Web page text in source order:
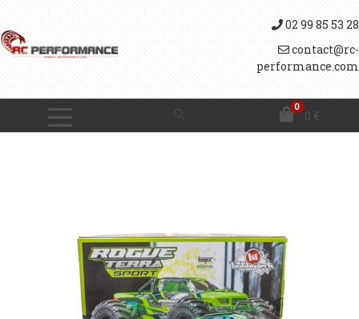
02 99 85 53 28
contact@rc-
performance.com
0
0 €